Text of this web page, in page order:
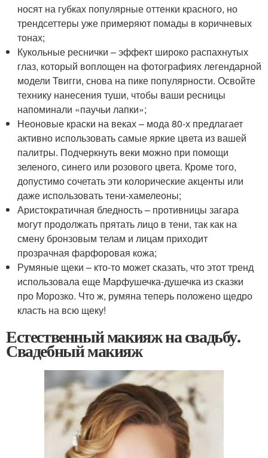
носят на губках популярные оттенки красного, но
трендсеттеры уже примеряют помады в коричневых
тонах;
Кукольные реснички – эффект широко распахнутых
глаз, который воплощен на фотографиях легендарной
модели Твигги, снова на пике популярности. Освойте
технику нанесения туши, чтобы ваши ресницы
напоминали «паучьи лапки»;
Неоновые краски на веках – мода 80-х предлагает
активно использовать самые яркие цвета из вашей
палитры. Подчеркнуть веки можно при помощи
зеленого, синего или розового цвета. Кроме того,
допустимо сочетать эти колорические акценты или
даже использовать тени-хамелеоны;
Аристократичная бледность – противницы загара
могут продолжать прятать лицо в тени, так как на
смену бронзовым телам и лицам приходит
прозрачная фарфоровая кожа;
Румяные щеки – кто-то может сказать, что этот тренд
использовала еще Марфушечка-душечка из сказки
про Морозко. Что ж, румяна теперь положено щедро
класть на всю щеку!
Естественный макияж на свадьбу.
Свадебный макияж